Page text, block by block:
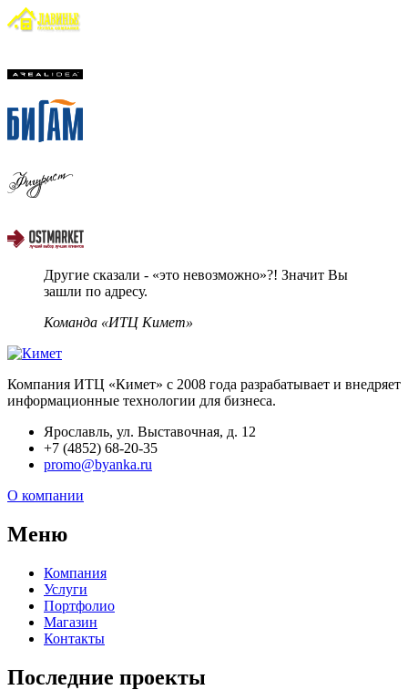
Другие сказали - «это невозможно»?! Значит Вы
зашли по адресу.
Команда «ИТЦ Кимет»
Компания ИТЦ «Кимет» с 2008 года разрабатывает и внедряет
информационные технологии для бизнеса.
Ярославль, ул. Выставочная, д. 12
+7 (4852) 68-20-35
promo@byanka.ru
О компании
Меню
Компания
Услуги
Портфолио
Магазин
Контакты
Последние проекты